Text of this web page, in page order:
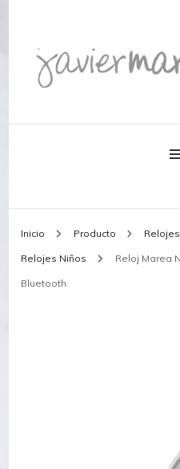
Joyería
Inicio Producto Relojes
Relojes Niños Reloj Marea
Bluetooth